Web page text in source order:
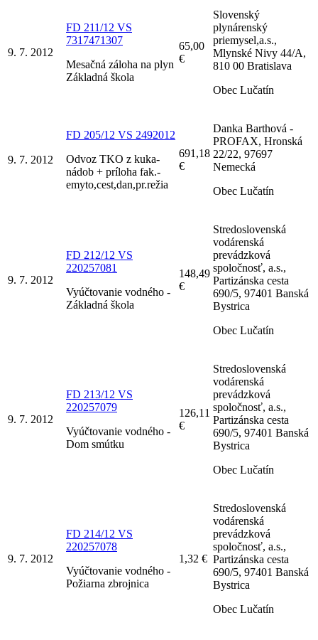
9. 7. 2012
FD 211/12 VS
7317471307
Mesačná záloha na plyn
Základná škola
65,00
€
Slovenský
plynárenský
priemysel,a.s.,
Mlynské Nivy 44/A,
810 00 Bratislava
Obec Lučatín
9. 7. 2012
FD 205/12 VS 2492012
Odvoz TKO z kuka-
nádob + príloha fak.-
emyto,cest,dan,pr.režia
691,18
€
Danka Barthová -
PROFAX, Hronská
22/22, 97697
Nemecká
Obec Lučatín
9. 7. 2012
FD 212/12 VS
220257081
Vyúčtovanie vodného -
Základná škola
148,49
€
Stredoslovenská
vodárenská
prevádzková
spoločnosť, a.s.,
Partizánska cesta
690/5, 97401 Banská
Bystrica
Obec Lučatín
9. 7. 2012
FD 213/12 VS
220257079
Vyúčtovanie vodného -
Dom smútku
126,11
€
Stredoslovenská
vodárenská
prevádzková
spoločnosť, a.s.,
Partizánska cesta
690/5, 97401 Banská
Bystrica
Obec Lučatín
9. 7. 2012
FD 214/12 VS
220257078
Vyúčtovanie vodného -
Požiarna zbrojnica
1,32 €
Stredoslovenská
vodárenská
prevádzková
spoločnosť, a.s.,
Partizánska cesta
690/5, 97401 Banská
Bystrica
Obec Lučatín